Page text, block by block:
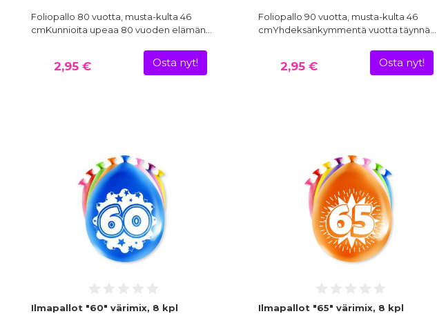
Foliopallo 80 vuotta, musta-kulta 46
cmKunnioita upeaa 80 vuoden elämän…
2,95 € Osta nyt!
Foliopallo 90 vuotta, musta-kulta 46
cmYhdeksänkymmentä vuotta täynnä…
2,95 € Osta nyt!
Ilmapallot "60" värimix, 8 kpl Ilmapallot "65" värimix, 8 kpl